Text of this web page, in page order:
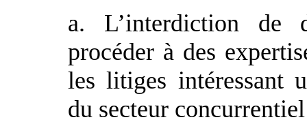
a. L’interdiction de
procéder à des
les litiges intéressant
du secteur concurrentiel